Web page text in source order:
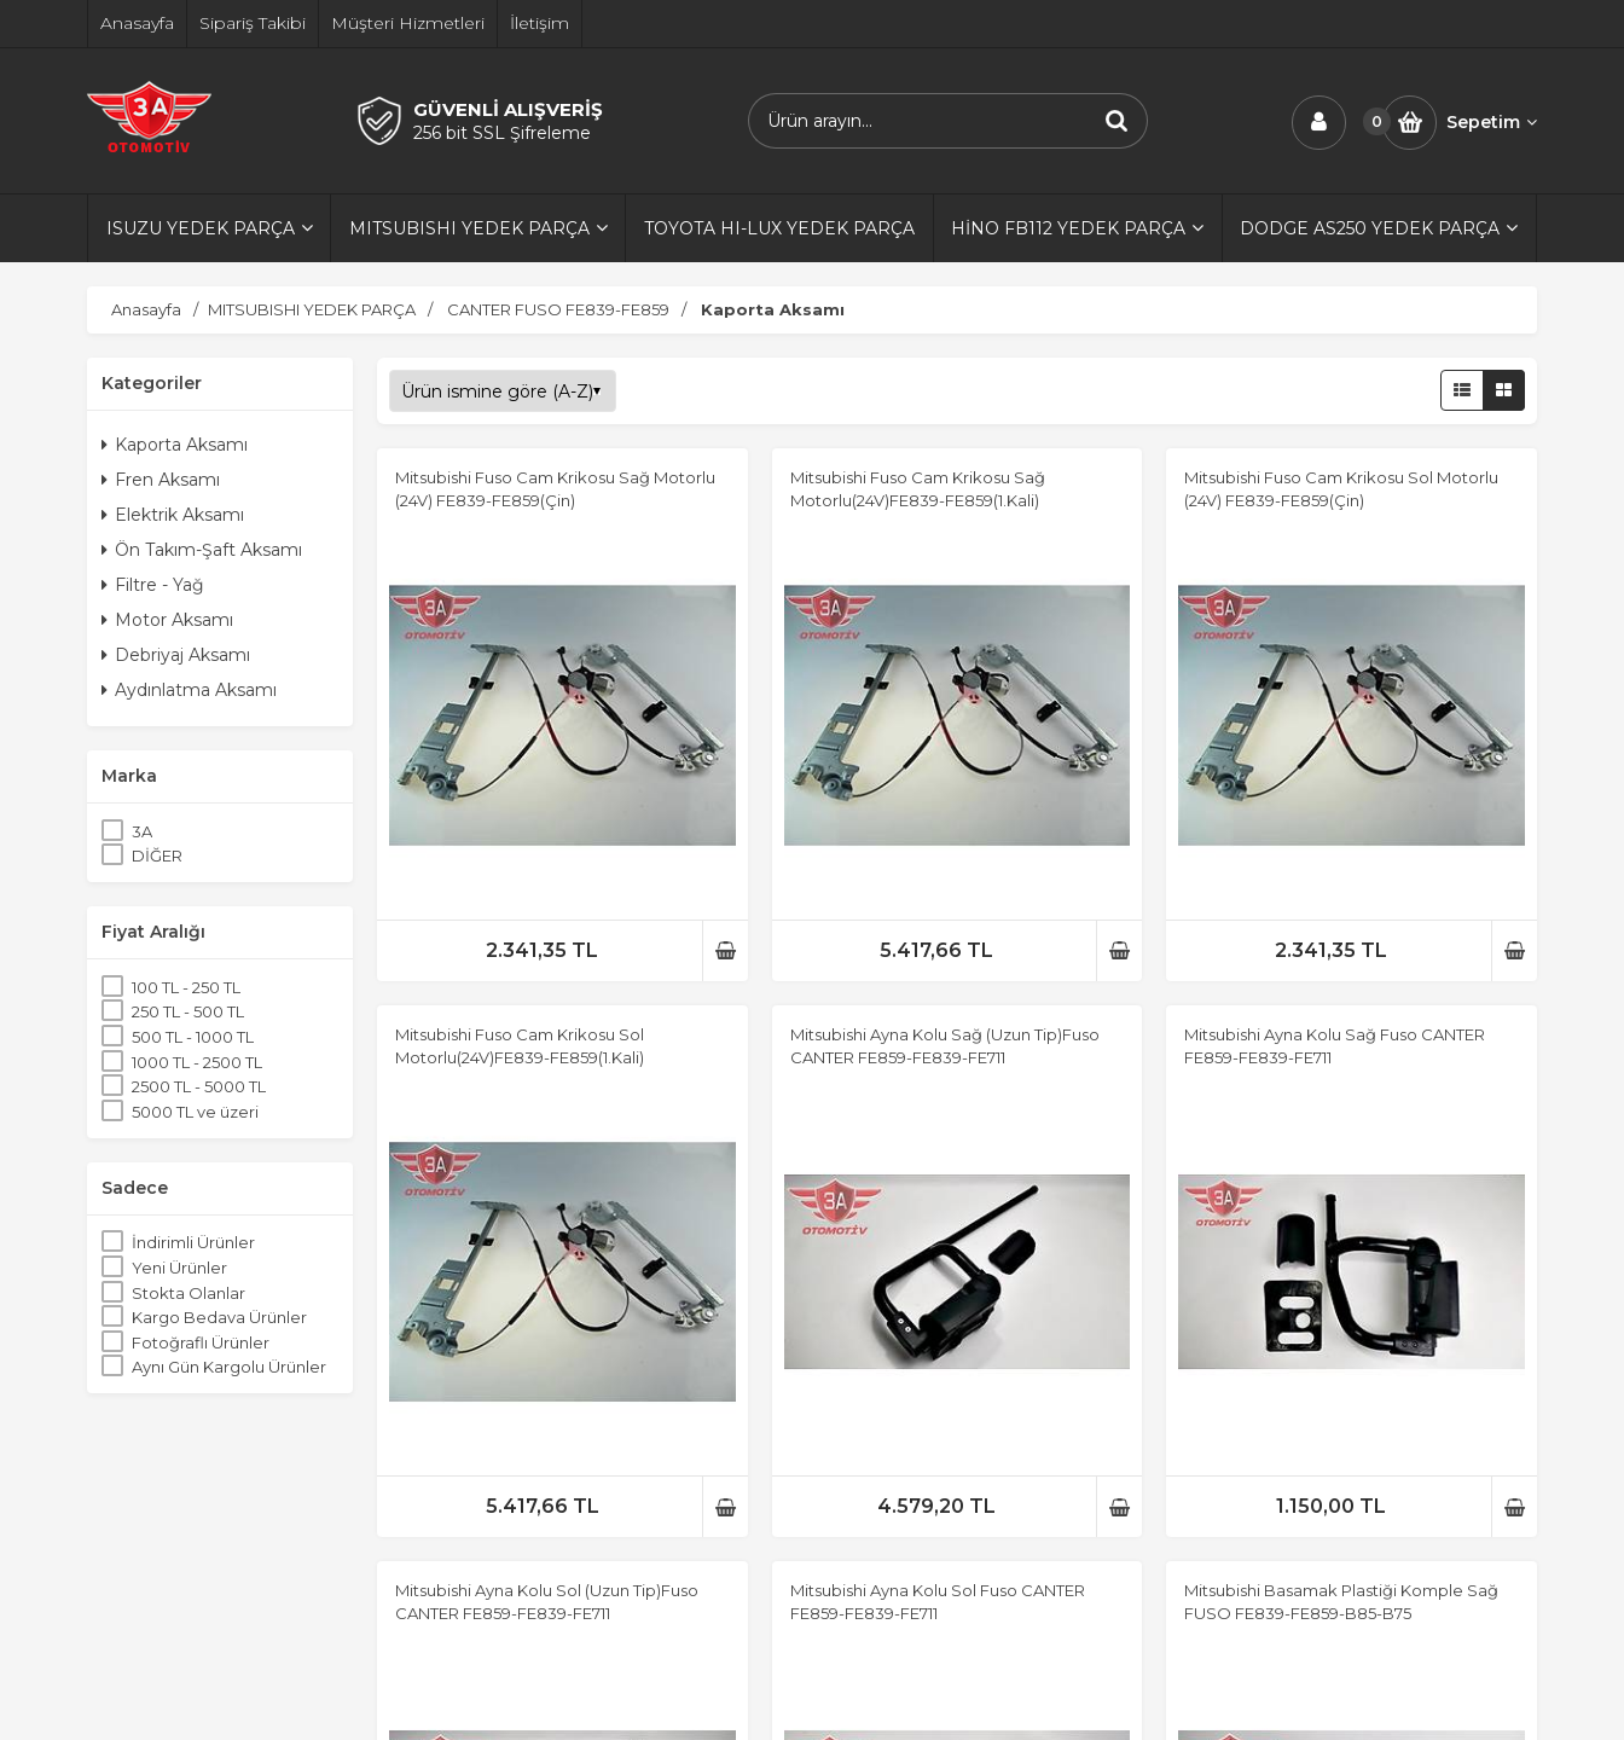
Anasayfa Sipariş Takibi Müşteri Hizmetleri İletişim
GÜVENLİ ALIŞVERİŞ
256 bit SSL Şifreleme
0 Sepetim
ISUZU YEDEK PARÇA MITSUBISHI YEDEK PARÇA TOYOTA HI-LUX YEDEK PARÇA HİNO FB112 YEDEK PARÇA DODGE AS250 YEDEK PARÇA
Anasayfa MITSUBISHI YEDEK PARÇA CANTER FUSO FE839-FE859 Kaporta Aksamı
Kategoriler
Kaporta Aksamı
Fren Aksamı
Elektrik Aksamı
Ön Takım-Şaft Aksamı
Filtre - Yağ
Motor Aksamı
Debriyaj Aksamı
Aydınlatma Aksamı
Marka
3A
DİĞER
Fiyat Aralığı
100 TL - 250 TL
250 TL - 500 TL
500 TL - 1000 TL
1000 TL - 2500 TL
2500 TL - 5000 TL
5000 TL ve üzeri
Sadece
İndirimli Ürünler
Yeni Ürünler
Stokta Olanlar
Kargo Bedava Ürünler
Fotoğraflı Ürünler
Aynı Gün Kargolu Ürünler
Mitsubishi Fuso Cam Krikosu Sağ Motorlu
(24V) FE839-FE859(Çin)
2.341,35 TL
Mitsubishi Fuso Cam Krikosu Sağ
Motorlu(24V)FE839-FE859(1.Kali)
5.417,66 TL
Mitsubishi Fuso Cam Krikosu Sol Motorlu
(24V) FE839-FE859(Çin)
2.341,35 TL
Mitsubishi Fuso Cam Krikosu Sol
Motorlu(24V)FE839-FE859(1.Kali)
5.417,66 TL
Mitsubishi Ayna Kolu Sağ (Uzun Tip)Fuso
CANTER FE859-FE839-FE711
4.579,20 TL
Mitsubishi Ayna Kolu Sağ Fuso CANTER
FE859-FE839-FE711
1.150,00 TL
Mitsubishi Ayna Kolu Sol (Uzun Tip)Fuso
CANTER FE859-FE839-FE711
Mitsubishi Ayna Kolu Sol Fuso CANTER
FE859-FE839-FE711
Mitsubishi Basamak Plastiği Komple Sağ
FUSO FE839-FE859-B85-B75